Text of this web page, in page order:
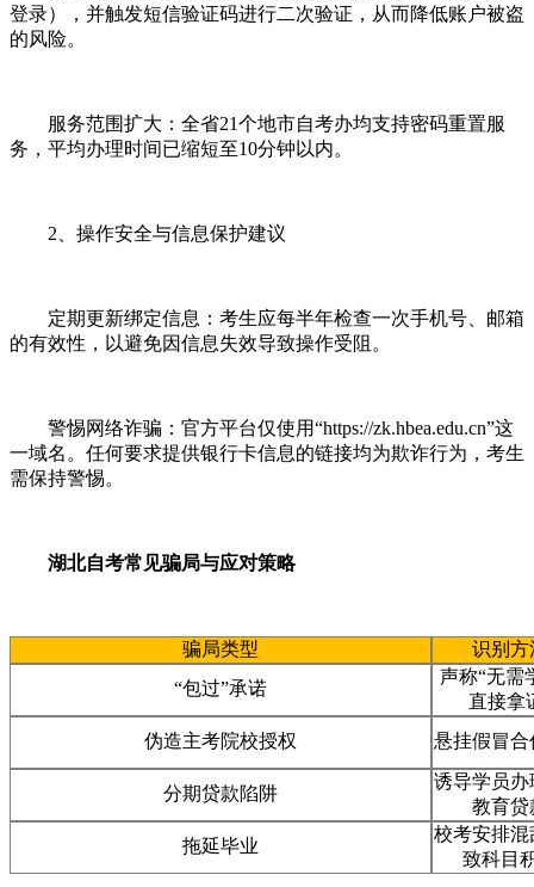
登录），并触发短信验证码进行二次验证，从而降低账户被盗
的风险。
服务范围扩大：全省21个地市自考办均支持密码重置服
务，平均办理时间已缩短至10分钟以内。
2、操作安全与信息保护建议
定期更新绑定信息：考生应每半年检查一次手机号、邮箱
的有效性，以避免因信息失效导致操作受阻。
警惕网络诈骗：官方平台仅使用“https://zk.hbea.edu.cn”这
一域名。任何要求提供银行卡信息的链接均为欺诈行为，考生
需保持警惕。
湖北自考常见骗局与应对策略
骗局类型
识别方
“包过”承诺
声称“无需
直接拿
伪造主考院校授权
悬挂假冒合
分期贷款陷阱
诱导学员办
教育贷
拖延毕业
校考安排混
致科目